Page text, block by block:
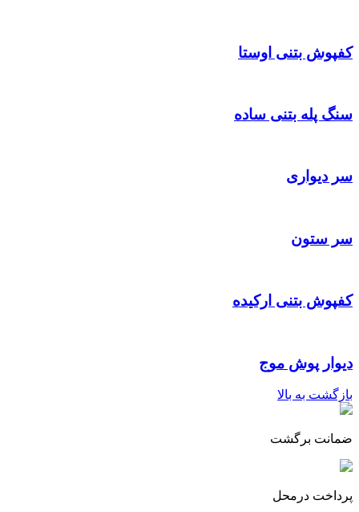
کفپوش بتنی اوستا
سنگ پله بتنی ساده
سر دیواری
سر ستون
کفپوش بتنی ارکیده
دیوار پوش موج
بازگشت به بالا
ضمانت برگشت
پرداخت درمحل